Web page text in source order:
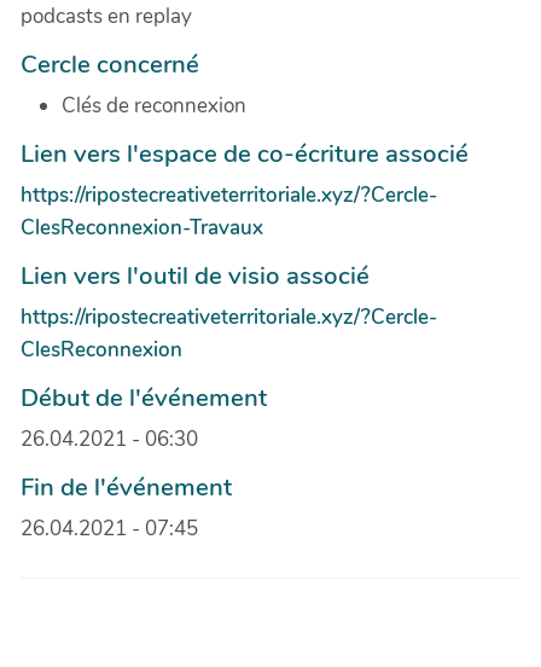
podcasts en replay
Cercle concerné
Clés de reconnexion
Lien vers l'espace de co-écriture associé
https://ripostecreativeterritoriale.xyz/?Cercle-
ClesReconnexion-Travaux
Lien vers l'outil de visio associé
https://ripostecreativeterritoriale.xyz/?Cercle-
ClesReconnexion
Début de l'événement
26.04.2021 - 06:30
Fin de l'événement
26.04.2021 - 07:45